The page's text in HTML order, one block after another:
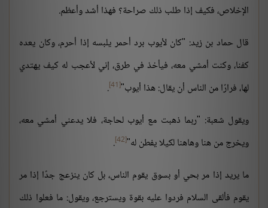
الإخلاص، فكيف إذا طلب ذلك صراحة؟ فهذا أشد وأعظم.
قال حماد بن زيد: "كان لأيوب برد أحمر يلبسه إذا أحرم، وكان يعده
كفنا، وكنت أمشي معه، فيأخذ في طرق، إني لأعجب له كيف يهتدي
لها، فرارًا من الناس أن يقال: هذا أيوب"[41]
.
ويقول شعبة: "ربما ذهبت مع أيوب لحاجة، فلا يدعني أمشي معه،
ويخرج من هنا وهاهنا لكيلا يفطن له"[42]
.
ما يريد إذا مر بحي أو بسوق يقوم الناس، بل كان ينزعج جدًا إذا مر
يقوم فألقى السلام فردوا عليه بقوة ويسترجع، ويقول: ما فعلوا ذلك